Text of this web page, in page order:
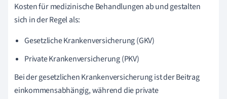
Kosten für medizinische Behandlungen ab und gestalten
sich in der Regel als:
Gesetzliche Krankenversicherung (GKV)
Private Krankenversicherung (PKV)
Bei der gesetzlichen Krankenversicherung ist der Beitrag
einkommensabhängig, während die private